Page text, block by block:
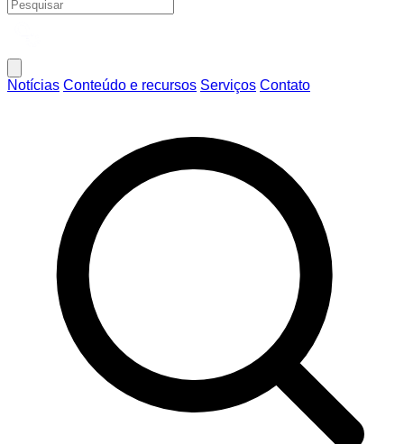
Notícias Conteúdo e recursos Serviços Contato